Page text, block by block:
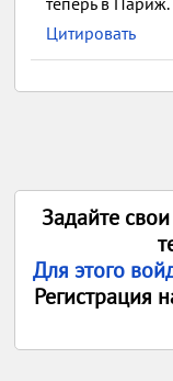
Цитировать
Задайте
Для этого
Регистрация